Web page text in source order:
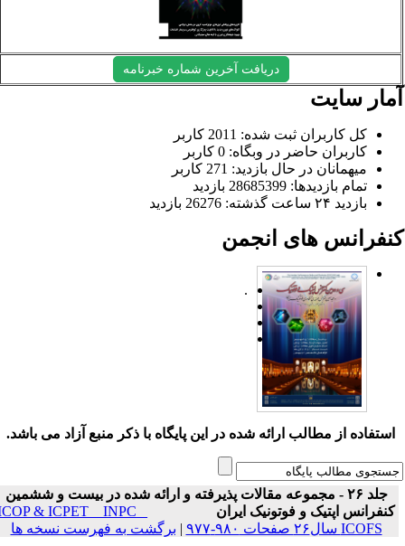
دریافت آخرین شماره خبرنامه
سایت
کل کاربران ثبت شده: 2011 کاربر
کاربران حاضر در وبگاه: 0 کاربر
میهمانان در حال بازدید: 271 کاربر
تمام بازدید‌ها: 28685399 بازدید
بازدید ۲۴ ساعت گذشته: 26276 بازدید
های انجمن
.
استفاده از مطالب ارائه شده در این پایگاه با ذکر منبع آزاد می باشد.
جلد ۲۶ - مجموعه مقالات پذیرفته و ارائه شده در بیست و ششمین
کنفرانس اپتیک و فوتونیک ایران
ICOP & ICPET _ INPC _
ICOFS سال۲۶ صفحات ۹۸۰-۹۷۷
|برگشت به فهرست نسخه ها